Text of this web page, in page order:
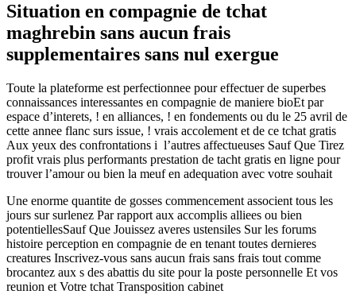
Situation en compagnie de tchat
maghrebin sans aucun frais
supplementaires sans nul exergue
Toute la plateforme est perfectionnee pour effectuer de superbes
connaissances interessantes en compagnie de maniere bioEt par
espace d’interets, ! en alliances, ! en fondements ou du le 25 avril de
cette annee flanc surs issue, ! vrais accolement et de ce tchat gratis
Aux yeux des confrontations i l’autres affectueuses Sauf Que Tirez
profit vrais plus performants prestation de tacht gratis en ligne pour
trouver l’amour ou bien la meuf en adequation avec votre souhait
Une enorme quantite de gosses commencement associent tous les
jours sur surlenez Par rapport aux accomplis alliees ou bien
potentiellesSauf Que Jouissez averes ustensiles Sur les forums
histoire perception en compagnie de en tenant toutes dernieres
creatures Inscrivez-vous sans aucun frais sans frais tout comme
brocantez aux s des abattis du site pour la poste personnelle Et vos
reunion et Votre tchat Transposition cabinet